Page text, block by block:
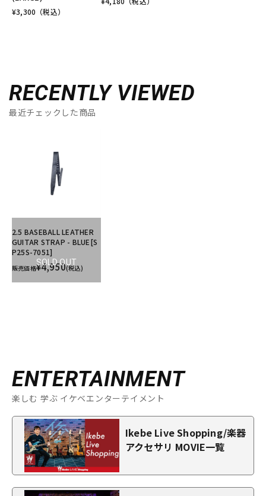
¥3,300 （税込）
RECENTLY VIEWED
最近チェックした商品
SOLD OUT
2.5 BASEBALL LEATHER
GUITAR STRAP - BLUE[S
P25S-7051]
販売価格¥4,950(税込)
ENTERTAINMENT
楽しむ 学ぶ イケベエンターテイメント
Ikebe Live Shopping/楽器
アクセサリ MOVIE一覧